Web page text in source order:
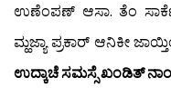
ಉಣೆಂಪಣ್ ಆಸಾ. ತೆಂ
ಮ್ಹಜ್ಯಾ ಪ್ರಕಾರ್ ಆನಿಕೀ
ಉದ್ಕಾಚೆ ಸಮಸ್ಸೆ ಖಂಡಿತ್